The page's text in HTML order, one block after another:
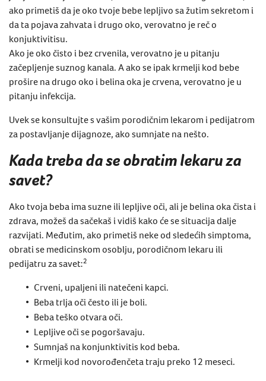
ako primetiš da je oko tvoje bebe lepljivo sa žutim sekretom i
da ta pojava zahvata i drugo oko, verovatno je reč o
konjuktivitisu.
Ako je oko čisto i bez crvenila, verovatno je u pitanju
začepljenje suznog kanala. A ako se ipak krmelji kod bebe
prošire na drugo oko i belina oka je crvena, verovatno je u
pitanju infekcija.
Uvek se konsultujte s vašim porodičnim lekarom i pedijatrom
za postavljanje dijagnoze, ako sumnjate na nešto.
Kada treba da se obratim lekaru za
savet?
Ako tvoja beba ima suzne ili lepljive oči, ali je belina oka čista i
zdrava, možeš da sačekaš i vidiš kako će se situacija dalje
razvijati. Međutim, ako primetiš neke od sledećih simptoma,
obrati se medicinskom osoblju, porodičnom lekaru ili
pedijatru za savet:2
Crveni, upaljeni ili natečeni kapci.
Beba trlja oči često ili je boli.
Beba teško otvara oči.
Lepljive oči se pogoršavaju.
Sumnjaš na​​ konjunktivitis kod beba.
Krmelji kod novorođenčeta traju preko 12 meseci.